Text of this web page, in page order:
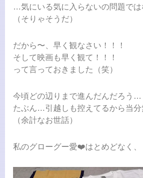
…気にいる気に入らないの問題では
（そりゃそうだ）
だから〜、早く観なさい！！！
そして映画も早く観て！！！
って言っておきました（笑）
今頃どの辺りまで進んだんだろう…
たぶん…引越しも控えてるから当
（余計なお世話）
私のグローグー愛❤️はとめどなく、